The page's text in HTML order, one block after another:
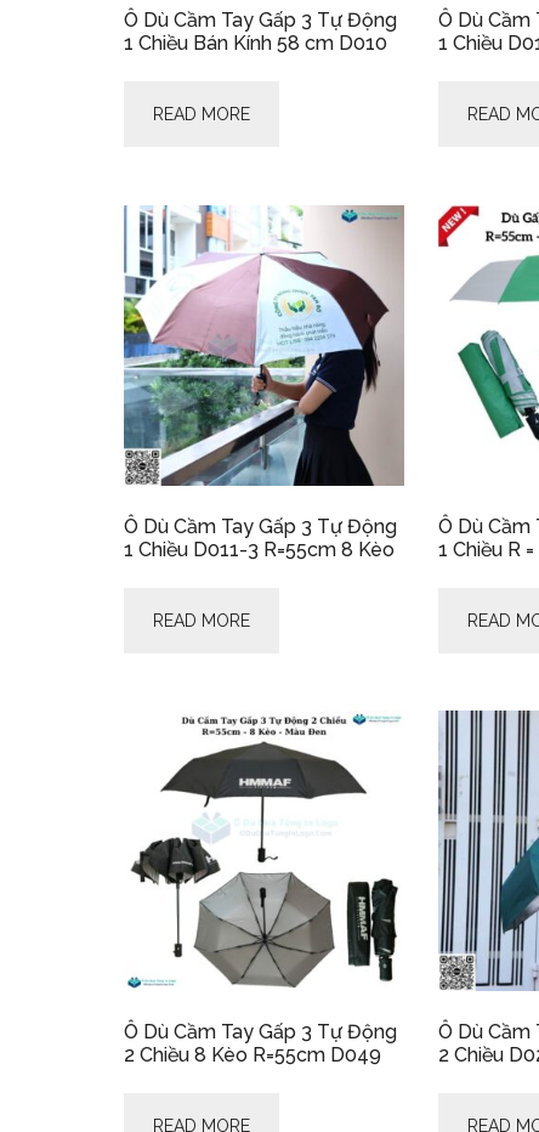
Ô Dù Cầm Tay Gấp 3 Tự Động
1 Chiều Bán Kính 58 cm D010
READ MORE
Ô Dù Cầm
1 Chiều
READ
Ô Dù Cầm Tay Gấp 3 Tự Động
1 Chiều D011-3 R=55cm 8 Kèo
READ MORE
Ô Dù Cầm
1 Chiều R
READ
Ô Dù Cầm Tay Gấp 3 Tự Động
2 Chiều 8 Kèo R=55cm D049
READ MORE
Ô Dù Cầm
2 Chiều
READ